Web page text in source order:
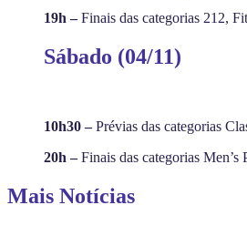
19h –Finais das categorias 212,
Sábado (04/11)
10h30 –Prévias das categorias
20h –Finais das categorias
Mais Notícias